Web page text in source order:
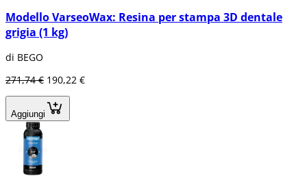
Modello VarseoWax: Resina per stampa 3D dentale
grigia (1 kg)
di BEGO
271,74 € 190,22 €
Aggiungi